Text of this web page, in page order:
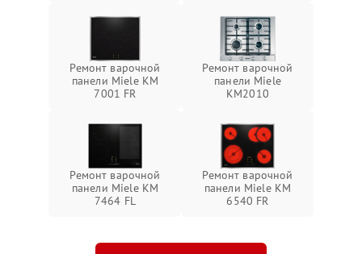
Ремонт варочной
панели Miele KM
7001 FR
Ремонт варочной
панели Miele
KM2010
Ремонт варочной
панели Miele KM
7464 FL
Ремонт варочной
панели Miele KM
6540 FR